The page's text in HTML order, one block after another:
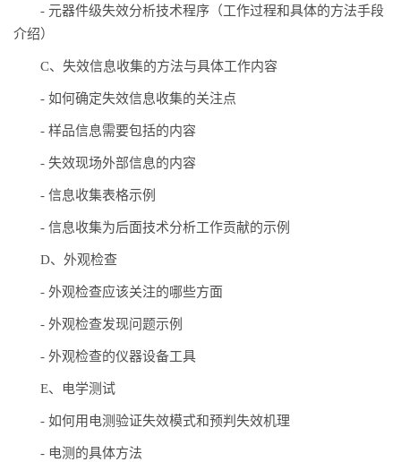
- 元器件级失效分析技术程序（工作过程和具体的方法手段
介绍）
C、失效信息收集的方法与具体工作内容
- 如何确定失效信息收集的关注点
- 样品信息需要包括的内容
- 失效现场外部信息的内容
- 信息收集表格示例
- 信息收集为后面技术分析工作贡献的示例
D、外观检查
- 外观检查应该关注的哪些方面
- 外观检查发现问题示例
- 外观检查的仪器设备工具
E、电学测试
- 如何用电测验证失效模式和预判失效机理
- 电测的具体方法